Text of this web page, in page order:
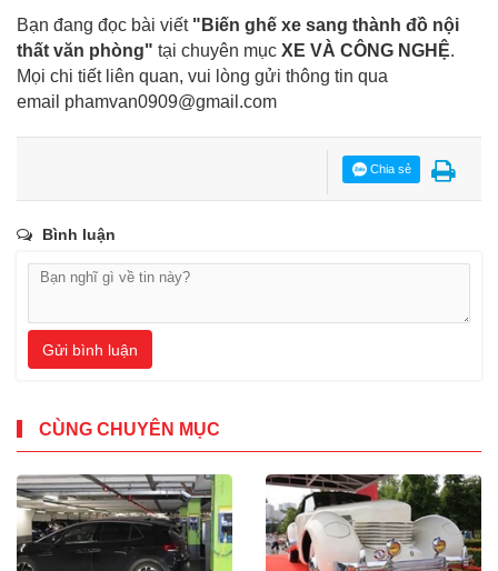
Bạn đang đọc bài viết "Biến ghế xe sang thành đồ nội
thất văn phòng" tại chuyên mục XE VÀ CÔNG NGHỆ.
Mọi chi tiết liên quan, vui lòng gửi thông tin qua
email phamvan0909@gmail.com
Chia sẻ
Bình luận
Gửi bình luận
CÙNG CHUYÊN MỤC